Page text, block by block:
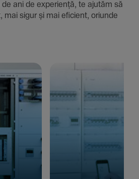
de expe­riență, te ajutăm să
mai sigur și mai eficient, oriunde